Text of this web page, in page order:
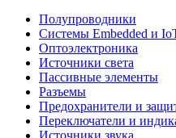
Полупроводники
Системы Embedded и
Oптоэлектроника
Источники света
Пассивные элементы
Разъeмы
Предохранители и
Переключатели и
Источники звука